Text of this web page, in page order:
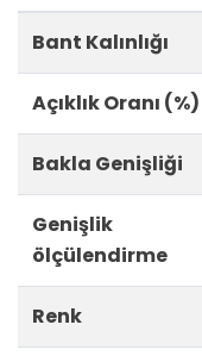
Bant Kalınlığı
Açıklık Oranı (%)
Bakla Genişliği
Genişlik
ölçülendirme
Renk